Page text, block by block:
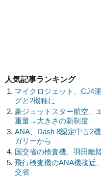
人気記事ランキング
マイクロジェット、CJ4
グと2機種に
豪ジェットスター航空、
重量→大きさの新制度
ANA、Dash 8認定中古2
ガリーから
国交省の検査機、羽田
飛行検査機のANA機接近
交省